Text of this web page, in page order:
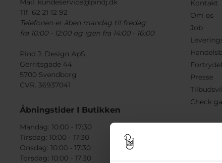
Mail: kundeservice@pindj.dk
Tlf. 62 21 12 92
Telefonen er åben mandag til fredag
fra 10:00 - 12:00 og igen fra 14:00 - 16:00
Pind J. Design ApS
Gerritsgade 44
5700 Svendborg
CVR. 36937041
Åbningstider I Butikken
Mandag: 10:00 - 17:30
Tirsdag: 10:00 - 17:30
Onsdag: 10:00 - 17:30
Torsdag: 10:00 - 17:30
Kontakt
Om os
Job
Presse
Check